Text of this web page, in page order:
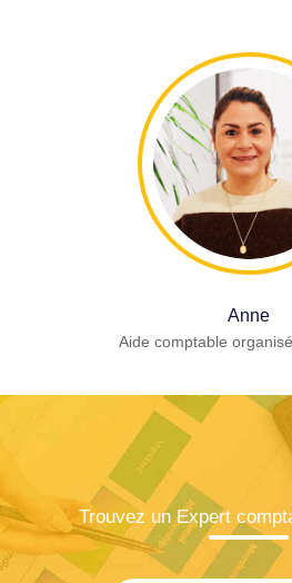
Anne
Aide comptable
Trouvez un Expert